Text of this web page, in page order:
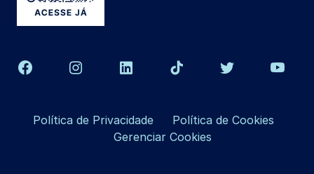
Política de Privacidade
Política de Cookies
Gerenciar Cookies